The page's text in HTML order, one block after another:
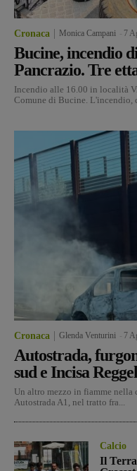
Cronaca Monica Campani 7
Bucine, incendio
Pancrazio. Tre
Incendio alle 16.00 in località
Comune di Bucine. L'incendio,
Cronaca Glenda Venturini 7
Autostrada,
sud e Incisa
Un altro mezzo in fiamme nella
Autostrada A1, nel tratto fra...
Calcio
Il